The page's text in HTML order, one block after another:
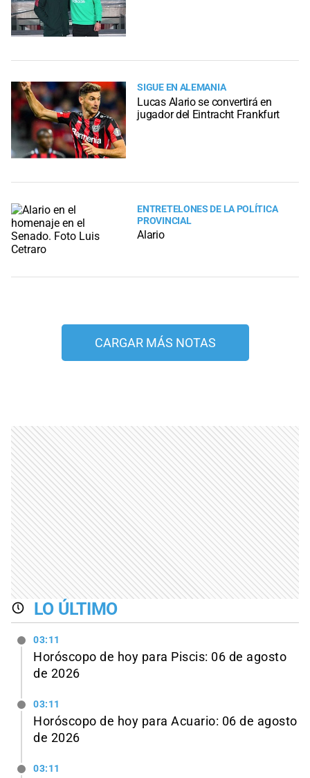
SIGUE EN ALEMANIA
Lucas Alario se convertirá en
jugador del Eintracht Frankfurt
ENTRETELONES DE LA POLÍTICA
PROVINCIAL
Alario
CARGAR MÁS NOTAS
LO ÚLTIMO
03:11
Horóscopo de hoy para Piscis: 06 de agosto
de 2026
03:11
Horóscopo de hoy para Acuario: 06 de agosto
de 2026
03:11